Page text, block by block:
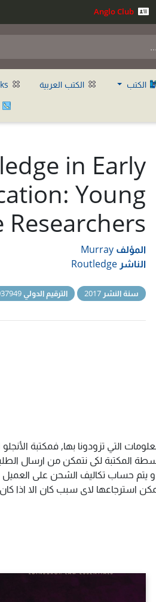
الكتب الكتب العربية
in Early
Young
المؤلف Murray
الناشر Routledge
سنة النشر الترقيم الدولي
التي تزودونا بها, فمكتبة
المكتبة لكى نتمكن من ارسال
يتم حساب تكاليف الشحن على
لا يمكن استرجاعها لاى سبب كان الا